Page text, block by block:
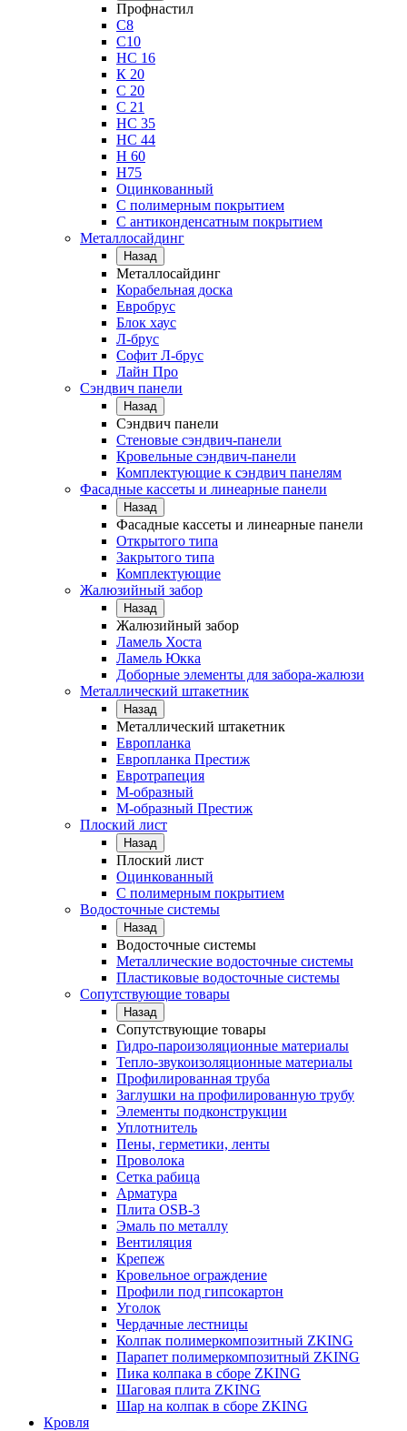
Профнастил
С8
С10
НС 16
К 20
С 20
С 21
НС 35
НС 44
Н 60
Н75
Оцинкованный
С полимерным покрытием
С антиконденсатным покрытием
Металлосайдинг
Назад
Металлосайдинг
Корабельная доска
Евробрус
Блок хаус
Л-брус
Софит Л-брус
Лайн Про
Сэндвич панели
Назад
Сэндвич панели
Стеновые сэндвич-панели
Кровельные сэндвич-панели
Комплектующие к сэндвич панелям
Фасадные кассеты и линеарные панели
Назад
Фасадные кассеты и линеарные панели
Открытого типа
Закрытого типа
Комплектующие
Жалюзийный забор
Назад
Жалюзийный забор
Ламель Хоста
Ламель Юкка
Доборные элементы для забора-жалюзи
Металлический штакетник
Назад
Металлический штакетник
Европланка
Европланка Престиж
Евротрапеция
М-образный
М-образный Престиж
Плоский лист
Назад
Плоский лист
Оцинкованный
С полимерным покрытием
Водосточные системы
Назад
Водосточные системы
Металлические водосточные системы
Пластиковые водосточные системы
Сопутствующие товары
Назад
Сопутствующие товары
Гидро-пароизоляционные материалы
Тепло-звукоизоляционные материалы
Профилированная труба
Заглушки на профилированную трубу
Элементы подконструкции
Уплотнитель
Пены, герметики, ленты
Проволока
Сетка рабица
Арматура
Плита OSB-3
Эмаль по металлу
Вентиляция
Крепеж
Кровельное ограждение
Профили под гипсокартон
Уголок
Чердачные лестницы
Колпак полимеркомпозитный ZKING
Парапет полимеркомпозитный ZKING
Пика колпака в сборе ZKING
Шаговая плита ZKING
Шар на колпак в сборе ZKING
Кровля